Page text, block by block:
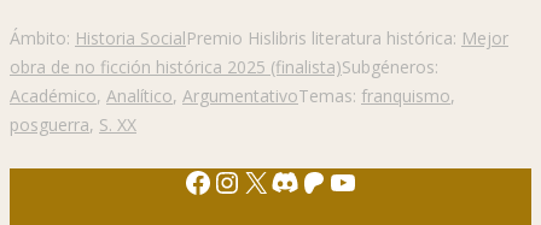
Ámbito: Historia SocialPremio Hislibris literatura histórica: Mejor
obra de no ficción histórica 2025 (finalista)Subgéneros:
Académico, Analítico, ArgumentativoTemas: franquismo,
posguerra, S. XX
Facebook
Instagram
X Discord
Patreon
YouTube